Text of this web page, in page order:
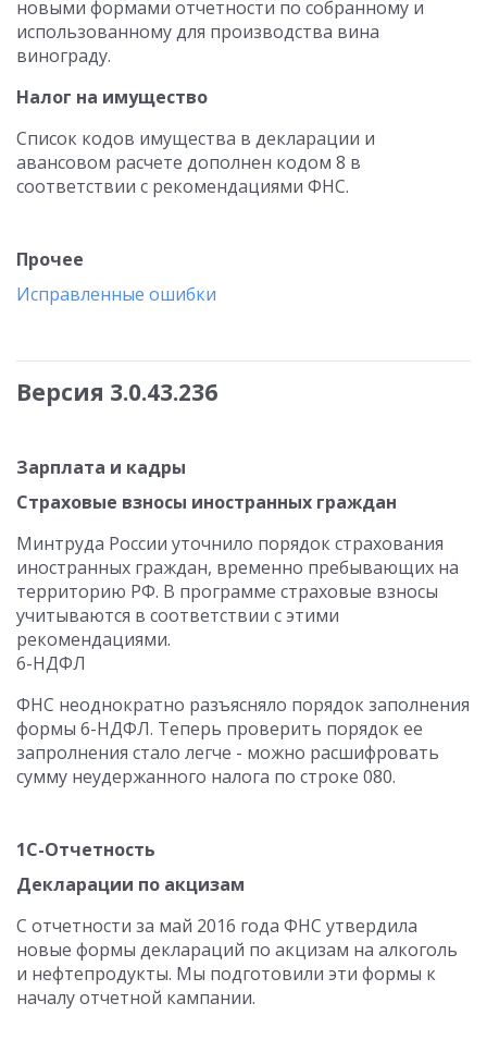
новыми формами отчетности по собранному и
использованному для производства вина
винограду.
Налог на имущество
Список кодов имущества в декларации и
авансовом расчете дополнен кодом 8 в
соответствии с рекомендациями ФНС.
Прочее
Исправленные ошибки
Версия 3.0.43.236
Зарплата и кадры
Страховые взносы иностранных граждан
Минтруда России уточнило порядок страхования
иностранных граждан, временно пребывающих на
территорию РФ. В программе страховые взносы
учитываются в соответствии с этими
рекомендациями.
6-НДФЛ
ФНС неоднократно разъясняло порядок заполнения
формы 6-НДФЛ. Теперь проверить порядок ее
запролнения стало легче - можно расшифровать
сумму неудержанного налога по строке 080.
1С-Отчетность
Декларации по акцизам
С отчетности за май 2016 года ФНС утвердила
новые формы деклараций по акцизам на алкоголь
и нефтепродукты. Мы подготовили эти формы к
началу отчетной кампании.